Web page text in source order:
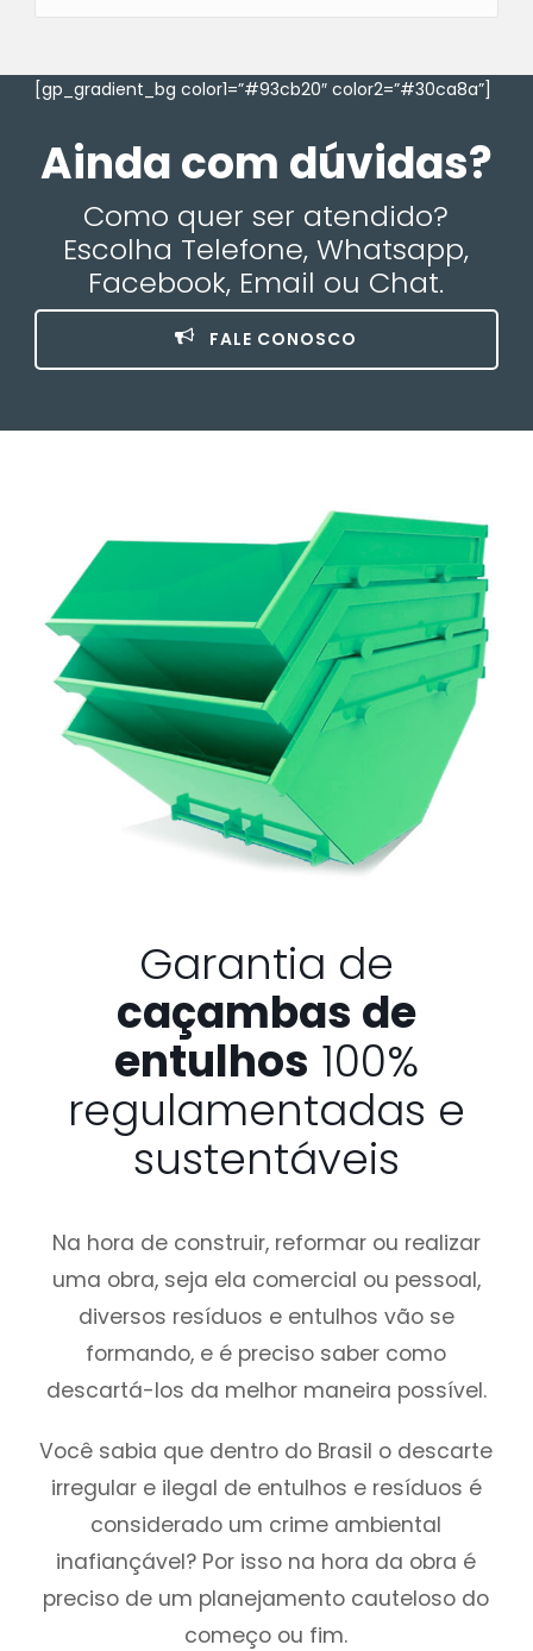
[gp_gradient_bg color1=”#93cb20″ color2=”#30ca8a”]
Ainda com dúvidas?
Como quer ser atendido?
Escolha Telefone, Whatsapp,
Facebook, Email ou Chat.
FALE CONOSCO
Garantia de
caçambas de
entulhos 100%
regulamentadas e
sustentáveis
Na hora de construir, reformar ou realizar
uma obra, seja ela comercial ou pessoal,
diversos resíduos e entulhos vão se
formando, e é preciso saber como
descartá-los da melhor maneira possível.
Você sabia que dentro do Brasil o descarte
irregular e ilegal de entulhos e resíduos é
considerado um crime ambiental
inafiançável? Por isso na hora da obra é
preciso de um planejamento cauteloso do
começo ou fim.